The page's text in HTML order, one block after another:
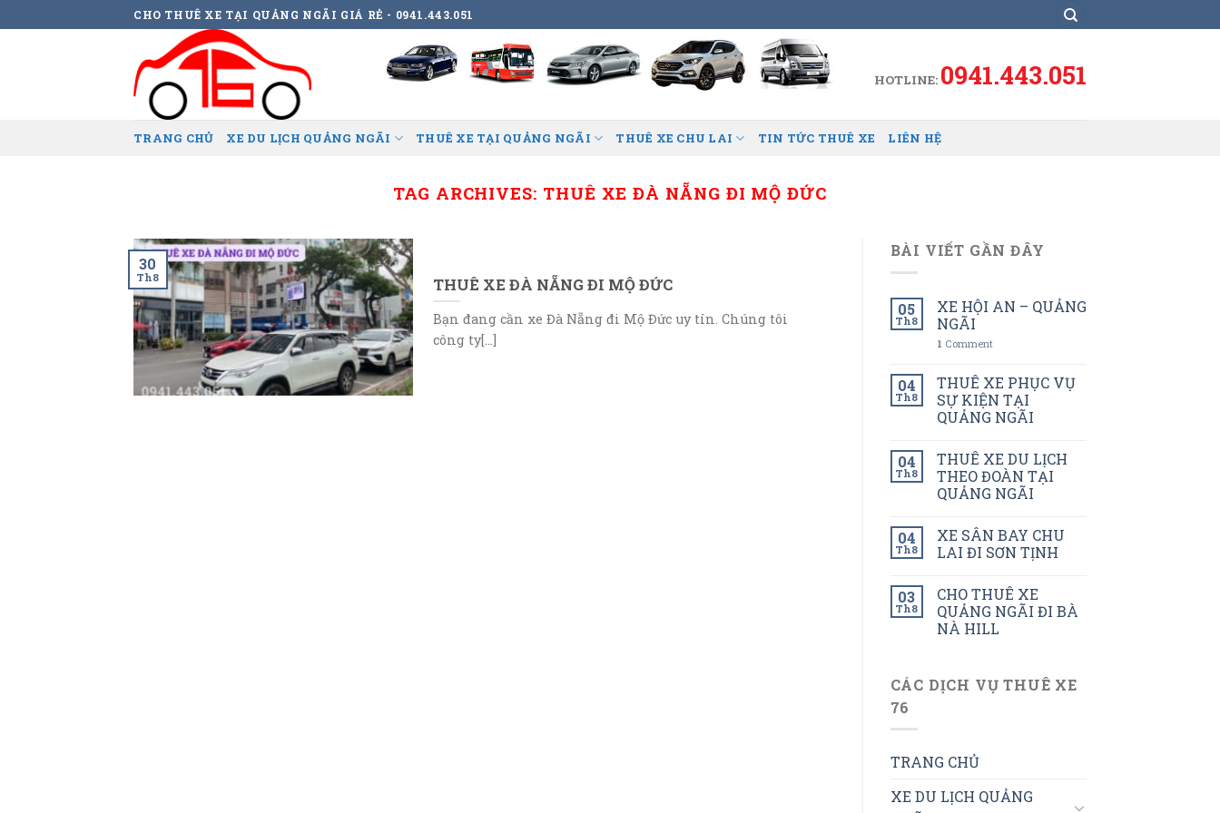
to
CHO THUÊ XE TẠI QUẢNG NGÃI GIÁ RẺ - 0941.443.051
HOTLINE: 0941.443.051
TRANG CHỦ XE DU LỊCH QUẢNG NGÃI THUÊ XE TẠI QUẢNG NGÃI THUÊ XE CHU LAI TIN TỨC THUÊ XE LIÊN HỆ
TAG ARCHIVES: THUÊ XE ĐÀ NẴNG ĐI MỘ ĐỨC
THUÊ XE ĐÀ NẴNG ĐI MỘ ĐỨC
Bạn đang cần xe Đà Nẵng đi Mộ Đức uy tín. Chúng tôi
công ty[...]
30
Th8
BÀI VIẾT GẦN ĐÂY
05
Th8
XE HỘI AN – QUẢNG
NGÃI
1 Comment
04
Th8
THUÊ XE PHỤC VỤ
SỰ KIỆN TẠI
QUẢNG NGÃI
04
Th8
THUÊ XE DU LỊCH
THEO ĐOÀN TẠI
QUẢNG NGÃI
04
Th8
XE SÂN BAY CHU
LAI ĐI SƠN TỊNH
03
Th8
CHO THUÊ XE
QUẢNG NGÃI ĐI BÀ
NÀ HILL
CÁC DỊCH VỤ THUÊ XE
76
TRANG CHỦ
XE DU LỊCH QUẢNG